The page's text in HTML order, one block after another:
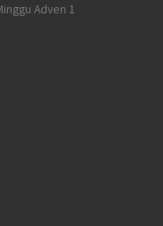
Adven 1